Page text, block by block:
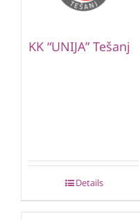
KK “UNIJA” Tešanj
Details